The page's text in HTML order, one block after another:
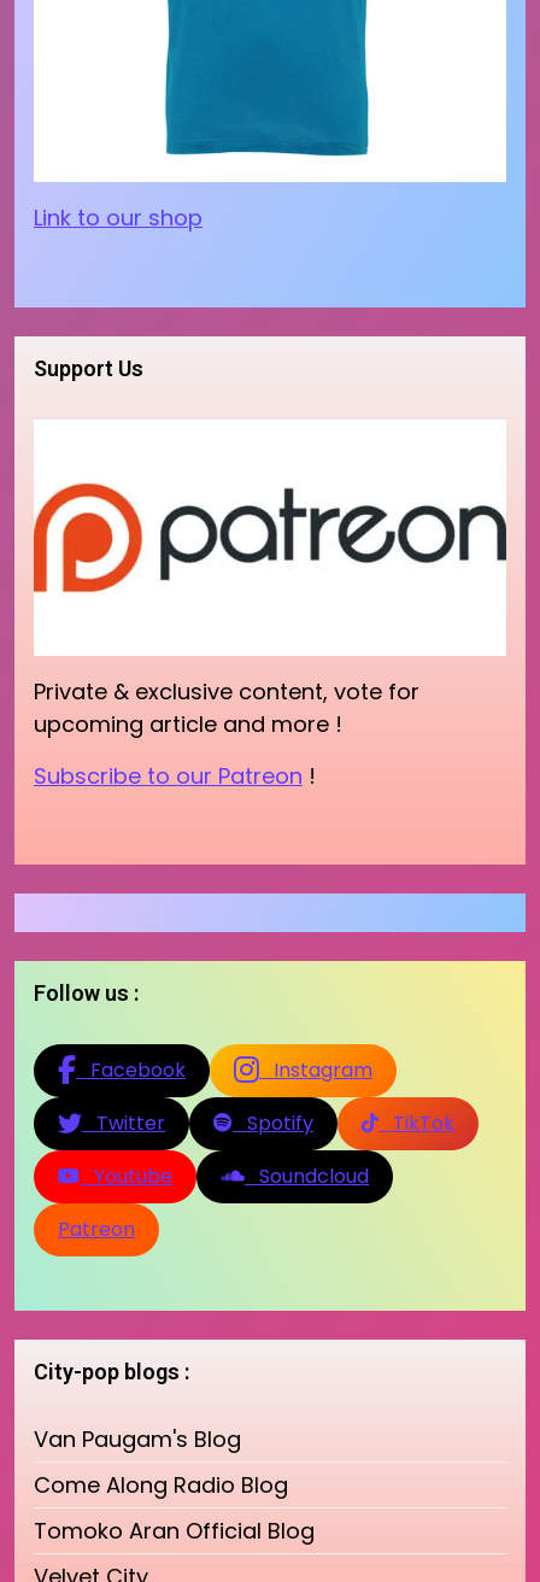
Link to our shop
Support Us
Private & exclusive content, vote for
upcoming article and more !
Subscribe to our Patreon !
Follow us :
Facebook
Instagram
Twitter
Spotify
TikTok
Youtube
Soundcloud
Patreon
City-pop blogs :
Van Paugam's Blog
Come Along Radio Blog
Tomoko Aran Official Blog